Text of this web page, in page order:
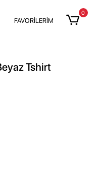
FAVORİLERİM
0
Tshirt